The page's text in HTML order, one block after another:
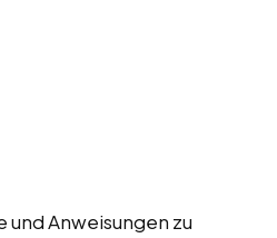
und Anweisungen zu